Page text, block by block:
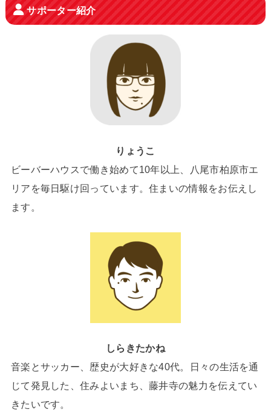
サポーター紹介
りょうこ
ビーバーハウスで働き始めて10年以上、八尾市柏原市エ
リアを毎日駆け回っています。住まいの情報をお伝えし
ます。
しらきたかね
音楽とサッカー、歴史が大好きな40代。日々の生活を通
じて発見した、住みよいまち、藤井寺の魅力を伝えてい
きたいです。